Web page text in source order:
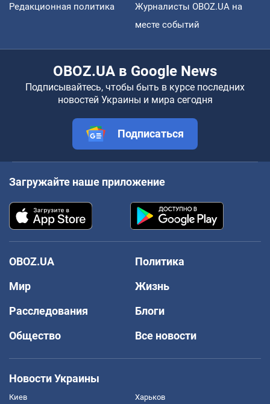
Редакционная политика
Журналисты OBOZ.UA на
месте событий
OBOZ.UA в Google News
Подписывайтесь, чтобы быть в курсе последних
новостей Украины и мира сегодня
Подписаться
Загружайте наше приложение
OBOZ.UA
Политика
Мир
Жизнь
Расследования
Блоги
Общество
Все новости
Новости Украины
Киев Харьков